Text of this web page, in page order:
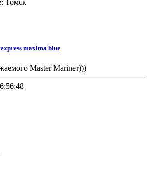
Томск
maxima blue
Master Mariner)))